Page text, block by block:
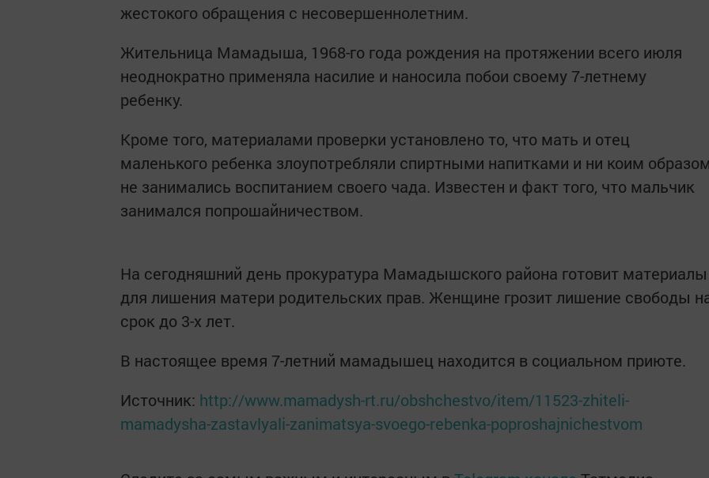
жестокого обращения с несовершеннолетним.
Жительница Мамадыша, 1968-го года рождения на протяжении всего июля
неоднократно применяла насилие и наносила побои своему 7-летнему
ребенку.
Кроме того, материалами проверки установлено то, что мать и отец
маленького ребенка злоупотребляли спиртными напитками и ни коим
не занимались воспитанием своего чада. Известен и факт того, что мальчик
занимался попрошайничеством.
На сегодняшний день прокуратура Мамадышского района готовит материалы
для лишения матери родительских прав. Женщине грозит лишение свободы
срок до 3-х лет.
В настоящее время 7-летний мамадышец находится в социальном приюте.
Источник: http://www.mamadysh-rt.ru/obshchestvo/item/11523-zhiteli-
mamadysha-zastavlyali-zanimatsya-svoego-rebenka-poproshajnichestvom